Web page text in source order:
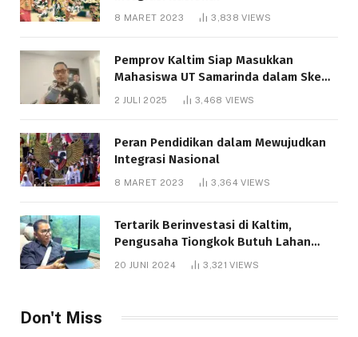
8 MARET 2023 3,838VIEWS
Pemprov Kaltim Siap Masukkan
Mahasiswa UT Samarinda dalam Skema
Bantuan Pendidikan Gratispol
2 JULI 2025 3,468 VIEWS
Peran Pendidikan dalam Mewujudkan
Integrasi Nasional
8 MARET 2023 3,364VIEWS
Tertarik Berinvestasi di Kaltim,
Pengusaha Tiongkok Butuh Lahan
1.000 Hektare
20 JUNI 2024 3,321VIEWS
Don't Miss